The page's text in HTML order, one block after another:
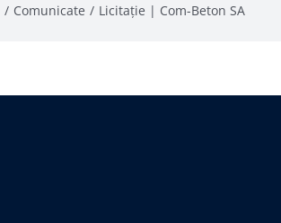
Comunicate Licitație | Com-Beton SA